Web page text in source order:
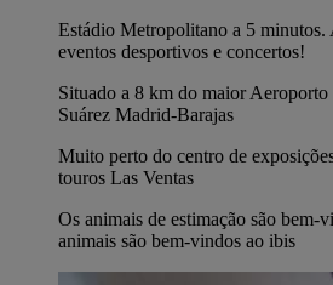
Estádio Metropolitano a 5 minutos.
eventos desportivos e concertos!
Situado a 8 km do maior
Suárez Madrid-Barajas
Muito perto do centro de
touros Las Ventas
Os animais de estimação são bem-
animais são bem-vindos ao ibis